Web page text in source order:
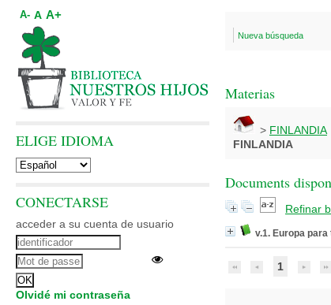
Nueva búsqueda
Materias
> FINLANDIA
FINLANDIA
Documents
Refinar
v.1. Europa para
1
A- A A+
ELIGE IDIOMA
CONECTARSE
acceder a su cuenta de usuario
Olvidé mi contraseña